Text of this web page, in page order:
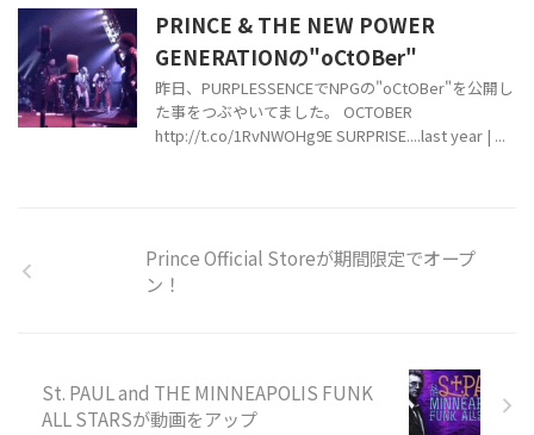
PRINCE & THE NEW POWER
GENERATIONの"oCtOBer"
昨日、PURPLESSENCEでNPGの"oCtOBer"を公開し
た事をつぶやいてました。 OCTOBER
http://t.co/1RvNWOHg9E SURPRISE....last year | ...
Prince Official Storeが期間限定でオープ
ン！
St. PAUL and THE MINNEAPOLIS FUNK
ALL STARSが動画をアップ